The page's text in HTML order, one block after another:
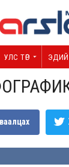
УЛС ТӨР